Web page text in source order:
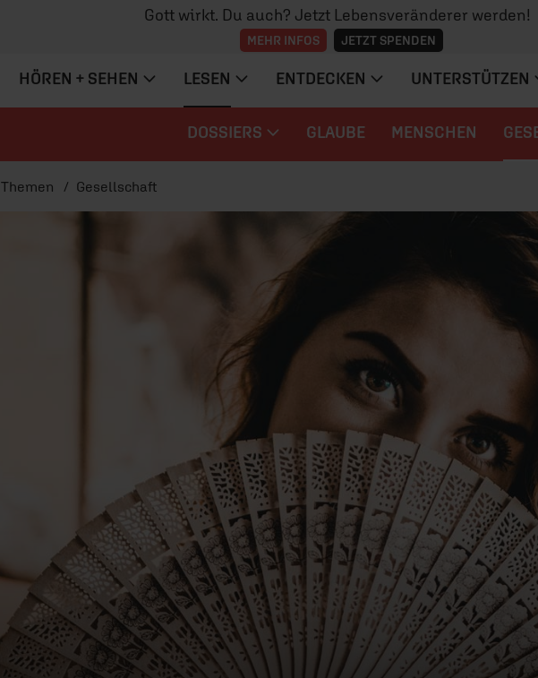
Gott wirkt. Du auch? Jetzt Lebensveränderer werden!
MEHR INFOS JETZT SPENDEN
HÖREN + SEHEN LESEN ENTDECKEN UNTERSTÜTZEN
DOSSIERS GLAUBE MENSCHEN
Themen Gesellschaft